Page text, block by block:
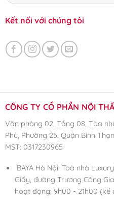
Kết nối với chúng tôi
CÔNG TY CỔ PHẦN NỘI
Văn phòng 02, Tầng 08, Tòa
Phủ, Phường 25, Quận Bình
MST: 0317230965
BAYA Hà Nội: Toà nhà
Giấy, đường Trương Công
hoạt động: 9h00 - 21h00 (kể